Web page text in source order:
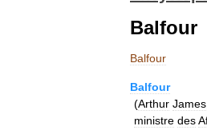
Balfour
Balfour
Balfour
(Arthur James
ministre des